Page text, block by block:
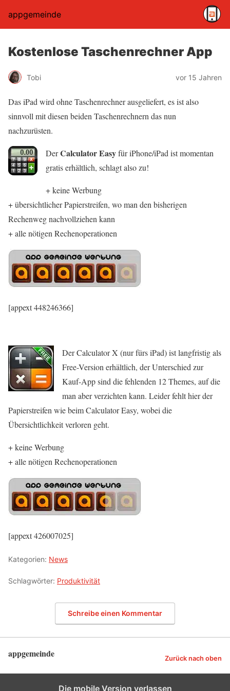
appgemeinde
Kostenlose Taschenrechner App
Tobi vor 15 Jahren
Das iPad wird ohne Taschenrechner ausgeliefert, es ist also
sinnvoll mit diesen beiden Taschenrechnern das nun
nachzurüsten.
DerCalculator Easyfür iPhone/iPad ist momentan
gratis erhältlich, schlagt also zu!
+ keine Werbung
+ übersichtlicher Papierstreifen, wo man den bisherigen
Rechenweg nachvollziehen kann
+ alle nötigen Rechenoperationen
[appext 448246366]
Der Calculator X (nur fürs iPad) ist langfristig als
Free-Version erhältlich, der Unterschied zur
Kauf-App sind die fehlenden 12 Themes, auf die
man aber verzichten kann. Leider fehlt hier der
Papierstreifen wie beim Calculator Easy, wobei die
Übersichtlichkeit verloren geht.
+ keine Werbung
+ alle nötigen Rechenoperationen
[appext 426007025]
Kategorien: News
Schlagwörter: Produktivität
Schreibe einen Kommentar
appgemeinde Zurück nach oben
Die mobile Version verlassen